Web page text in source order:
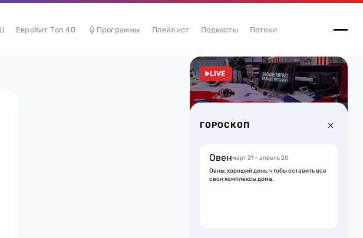
ЕвроХит Топ 40 Программы Плейлист Подкасты Потоки
LIVE
ГОРОСКОП
Овенмарт 21 – апрель 20
Овны, хороший день, чтобы оставить все
свои комплексы дома.